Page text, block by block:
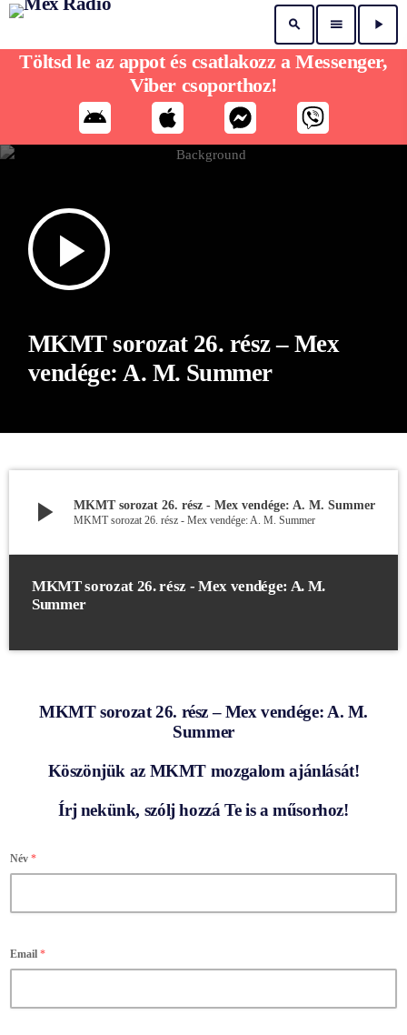
search menu play_arrow
play_arrow
MKMT sorozat 26. rész – Mex
vendége: A. M. Summer
play_arrow MKMT sorozat 26. rész - Mex vendége: A. M. Summer
MKMT sorozat 26. rész - Mex vendége: A. M. Summer
MKMT sorozat 26. rész - Mex vendége: A. M.
Summer
MKMT sorozat 26. rész – Mex vendége: A. M.
Summer
Köszönjük azMKMT mozgalom ajánlását!
Írj nekünk, szólj hozzá Te is a műsorhoz!
Név *
Email *
Töltsd le az appot és csatlakozz a Messenger,
Viber csoporthoz!